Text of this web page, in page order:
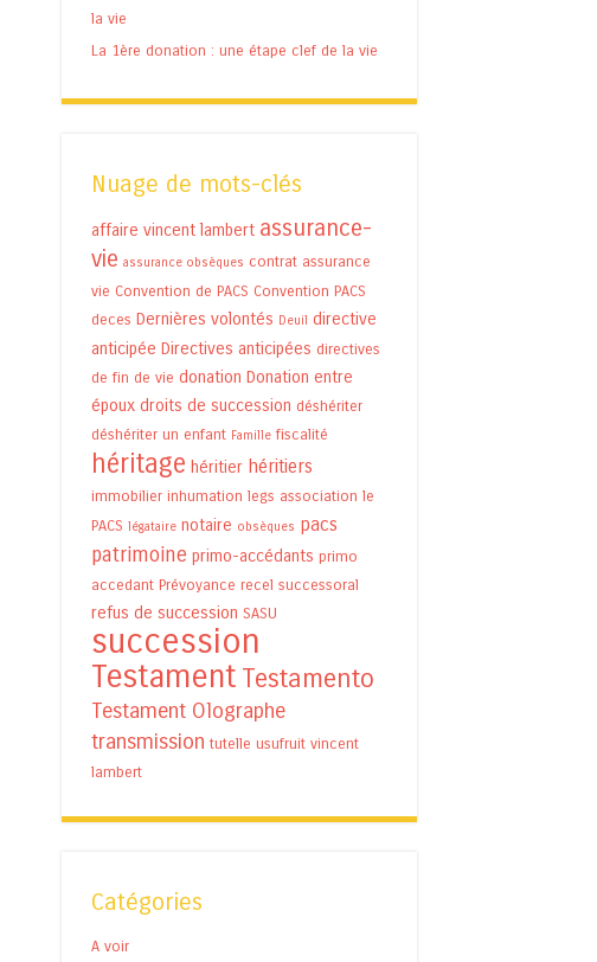
la vie
La 1ère donation : une étape clef de la vie
Nuage de mots-clés
affaire vincent lambert assurance-
vie assurance obsèques contrat assurance
vie Convention de PACS Convention PACS
deces Dernières volontés Deuil directive
anticipée Directives anticipées directives
de fin de vie donation Donation entre
époux droits de succession déshériter
déshériter un enfant Famille fiscalité
héritage héritier héritiers
immobilier inhumation legs association le
PACS légataire notaire obsèques pacs
patrimoine primo-accédants primo
accedant Prévoyance recel successoral
refus de succession SASU
succession
Testament Testamento
Testament Olographe
transmission tutelle usufruit vincent
lambert
Catégories
A voir